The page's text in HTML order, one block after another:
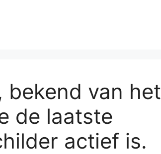
bekend van het
de laatste
actief is.